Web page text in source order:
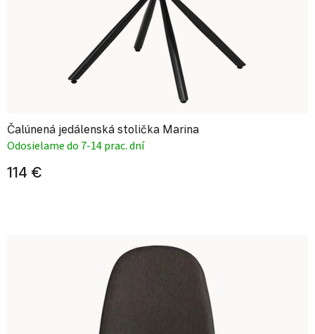
Čalúnená jedálenská stolička Marina
Odosielame do 7-14 prac. dní
114 €